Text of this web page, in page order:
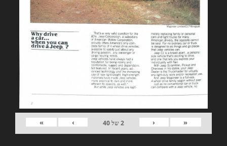
«
‹
2של40
›
»